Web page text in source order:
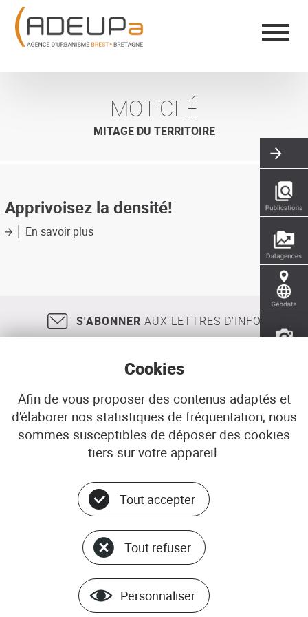
Aller
contenu
principal
MOT-CLÉ
MITAGE DU TERRITOIRE
Apprivoisez la densité!
En savoir plussur
S'ABONNER AUX LETTRES D'INFO
18, rue Jean Jaurès 29200 BREST
02 98 33 51 71
CONTACT
© ADEUPa
PLAN DU SITE
DONNÉES PERSONNELLES
GÉRER LES COOKIES
MENTIONS LÉGALES
Panneau de gestion des cookies
Cookies
Afin de vous proposer des contenus adaptés et
d'élaborer nos statistiques de fréquentation, nous
sommes susceptibles de déposer des cookies
tiers sur votre appareil.
Tout accepter
Tout refuser
Personnaliser